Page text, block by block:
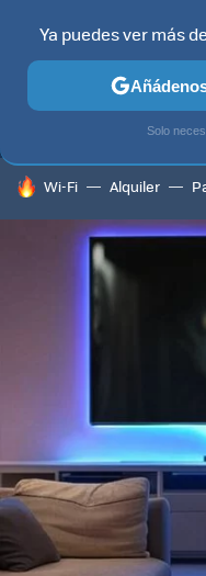
MENÚ
HOY SE HABLA DE
Wi-Fi Alquiler
Ya puedes ver más
Solo